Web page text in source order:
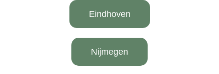
Eindhoven
Nijmegen